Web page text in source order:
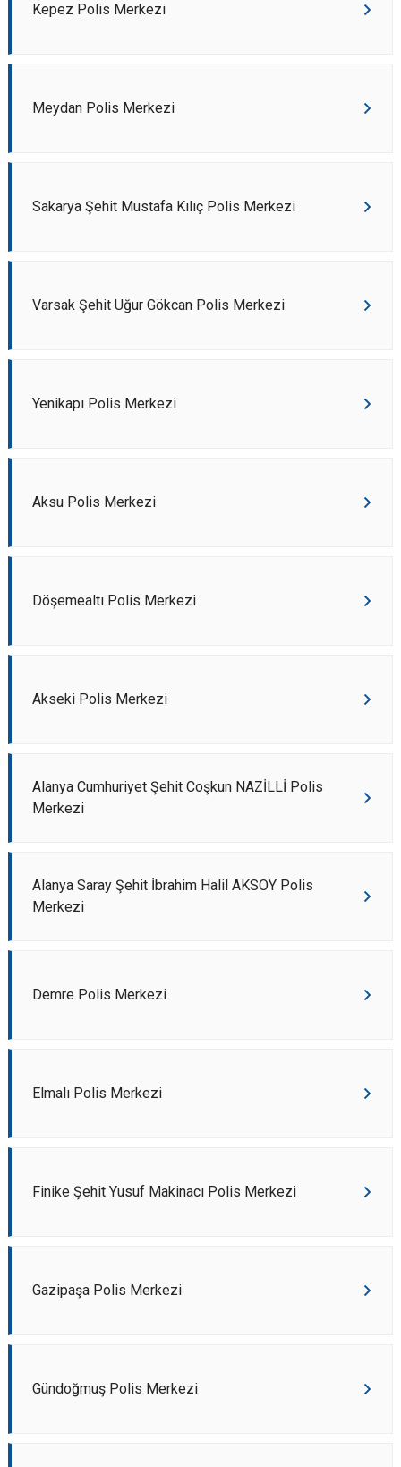
Kepez Polis Merkezi
Meydan Polis Merkezi
Sakarya Şehit Mustafa Kılıç Polis Merkezi
Varsak Şehit Uğur Gökcan Polis Merkezi
Yenikapı Polis Merkezi
Aksu Polis Merkezi
Döşemealtı Polis Merkezi
Akseki Polis Merkezi
Alanya Cumhuriyet Şehit Coşkun NAZİLLİ Polis
Merkezi
Alanya Saray Şehit İbrahim Halil AKSOY Polis
Merkezi
Demre Polis Merkezi
Elmalı Polis Merkezi
Finike Şehit Yusuf Makinacı Polis Merkezi
Gazipaşa Polis Merkezi
Gündoğmuş Polis Merkezi